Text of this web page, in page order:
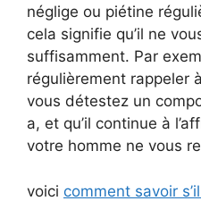
néglige ou piétine
cela signifie qu’il ne
suffisamment. Par
régulièrement rappeler
vous détestez un
a, et qu’il continue à
votre homme ne vous
voici comment savoir